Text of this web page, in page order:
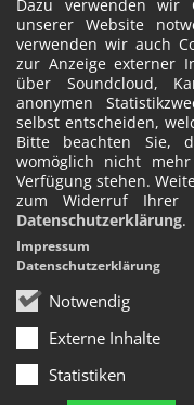
Dazu verwenden wir
unserer Website
verwenden wir auch
zur Anzeige externer
über Soundcloud,
anonymen
selbst entscheiden,
Bitte beachten Sie,
womöglich nicht
Verfügung stehen.
zum Widerruf Ihrer
Datenschutzerklärung.
Notwendig
Externe Inhalte
Statistiken
Impressum
Datenschutzerklärung